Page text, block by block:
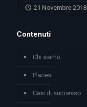
21 Novembre 2018
Contenuti
Chi siamo
Places
Casi di successo